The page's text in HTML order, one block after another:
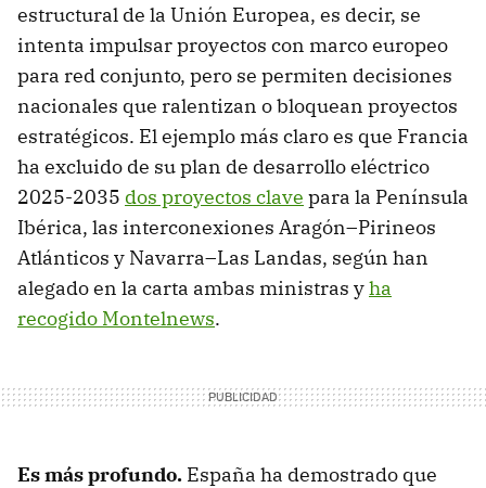
estructural de la Unión Europea, es decir, se
intenta impulsar proyectos con marco europeo
para red conjunto, pero se permiten decisiones
nacionales que ralentizan o bloquean proyectos
estratégicos. El ejemplo más claro es que Francia
ha excluido de su plan de desarrollo eléctrico
2025-2035 dos proyectos clave para la Península
Ibérica, las interconexiones Aragón–Pirineos
Atlánticos y Navarra–Las Landas, según han
alegado en la carta ambas ministras yha
recogido Montelnews.
Es más profundo. España ha demostrado que